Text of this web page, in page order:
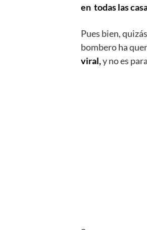
en todas las
Pues bien,
bombero ha
viral,y no es